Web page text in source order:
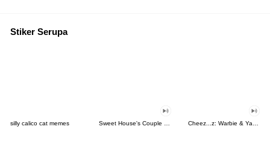
Stiker Serupa
silly calico cat memes Sweet House's Couple in Love Cheez...z: Warbie & Yama 3